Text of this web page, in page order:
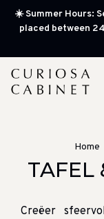
☀️ Summer Hours:
placed between
Home
TAFEL
Creëer